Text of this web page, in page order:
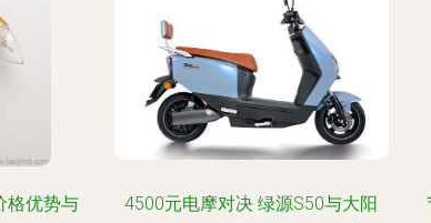
格优势与
4500元电摩对决 绿源S50与大阳